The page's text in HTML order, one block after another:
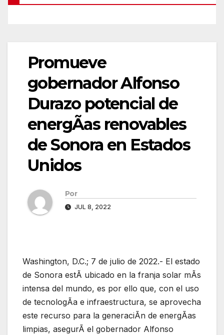
Promueve
gobernador Alfonso
Durazo potencial de
energÃas renovables
de Sonora en Estados
Unidos
Por
JUL 8, 2022
Washington, D.C.; 7 de julio de 2022.- El estado
de Sonora estÃ ubicado en la franja solar mÃs
intensa del mundo, es por ello que, con el uso
de tecnologÃa e infraestructura, se aprovecha
este recurso para la generaciÃn de energÃas
limpias, asegurÃ el gobernador Alfonso